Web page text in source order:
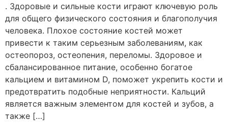
. Здоровые и сильные кости играют ключевую роль
для общего физического состояния и благополучия
человека. Плохое состояние костей может
привести к таким серьезным заболеваниям, как
остеопороз, остеопения, переломы. Здоровое и
сбалансированное питание, особенно богатое
кальцием и витамином D, поможет укрепить кости и
предотвратить подобные неприятности. Кальций
является важным элементом для костей и зубов, а
также […]